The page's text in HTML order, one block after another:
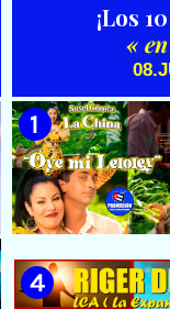
¡Los
«